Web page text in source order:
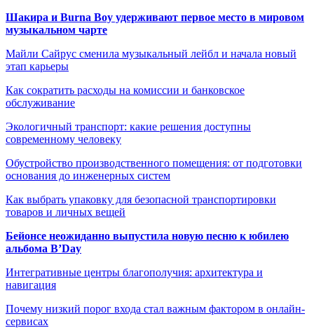
Шакира и Burna Boy удерживают первое место в мировом
музыкальном чарте
Майли Сайрус сменила музыкальный лейбл и начала новый
этап карьеры
Как сократить расходы на комиссии и банковское
обслуживание
Экологичный транспорт: какие решения доступны
современному человеку
Обустройство производственного помещения: от подготовки
основания до инженерных систем
Как выбрать упаковку для безопасной транспортировки
товаров и личных вещей
Бейонсе неожиданно выпустила новую песню к юбилею
альбома B’Day
Интегративные центры благополучия: архитектура и
навигация
Почему низкий порог входа стал важным фактором в онлайн-
сервисах